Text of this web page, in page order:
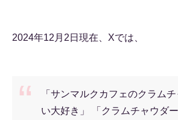
2024年12月2日現在、Xでは、
「サンマルクカフェのクラム
い大好き」 「クラムチャウダ